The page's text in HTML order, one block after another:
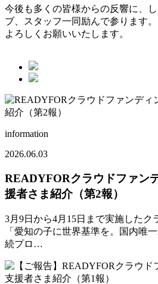
今後も多くの皆様からの反響に、
ブ、スタッフ一同励んで参ります。
よろしくお願いいたします。
information
2026.06.03
READYFORクラウドファン
援者さま紹介（第2報）
3月9日から4月15日まで実施したク
「愛知の子に世界基準を。国内唯
続プロ…